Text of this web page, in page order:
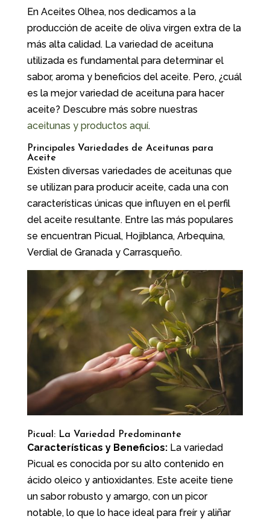
En Aceites Olhea, nos dedicamos a la
producción de aceite de oliva virgen extra de la
más alta calidad. La variedad de aceituna
utilizada es fundamental para determinar el
sabor, aroma y beneficios del aceite. Pero, ¿cuál
es la mejor variedad de aceituna para hacer
aceite? Descubre más sobre nuestras
aceitunas y productos aquí.
Principales Variedades de Aceitunas para
Aceite
Existen diversas variedades de aceitunas que
se utilizan para producir aceite, cada una con
características únicas que influyen en el perfil
del aceite resultante. Entre las más populares
se encuentran Picual, Hojiblanca, Arbequina,
Verdial de Granada y Carrasqueño.
Picual: La Variedad Predominante
Características y Beneficios:La variedad
Picual es conocida por su alto contenido en
ácido oleico y antioxidantes. Este aceite tiene
un sabor robusto y amargo, con un picor
notable, lo que lo hace ideal para freír y aliñar